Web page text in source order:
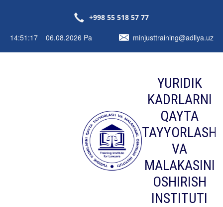
+998 55 518 57 77
14:51:18 06.08.2026 Pa minjusttraining@adliya.uz
YURIDIK
KADRLARNI
QAYTA
TAYYORLASH
VA
MALAKASINI
OSHIRISH
INSTITUTI